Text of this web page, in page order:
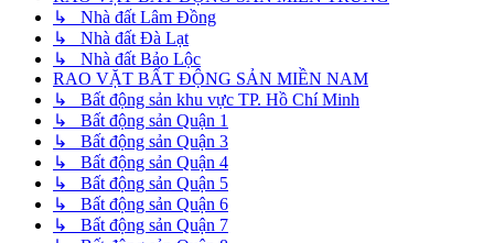
↳ Nhà đất Lâm Đồng
↳ Nhà đất Đà Lạt
↳ Nhà đất Bảo Lộc
RAO VẶT BẤT ĐỘNG SẢN MIỀN NAM
↳ Bất động sản khu vực TP. Hồ Chí Minh
↳ Bất động sản Quận 1
↳ Bất động sản Quận 3
↳ Bất động sản Quận 4
↳ Bất động sản Quận 5
↳ Bất động sản Quận 6
↳ Bất động sản Quận 7